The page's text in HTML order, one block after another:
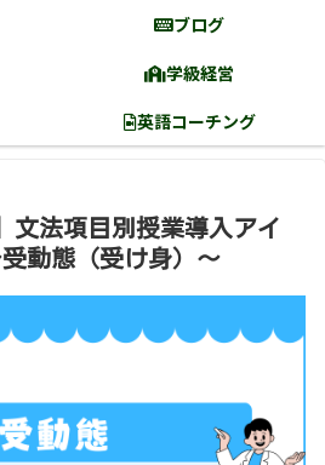
ブログ
学級経営
英語コーチング
文法項目別授業導入アイ
動態（受け身）〜